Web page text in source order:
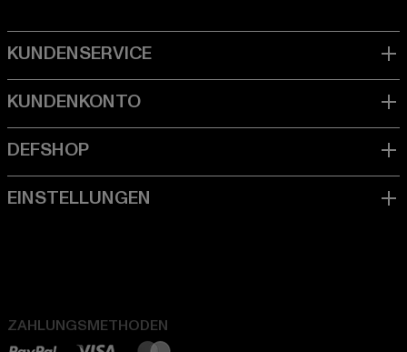
ZAHLUNGSMETHODEN